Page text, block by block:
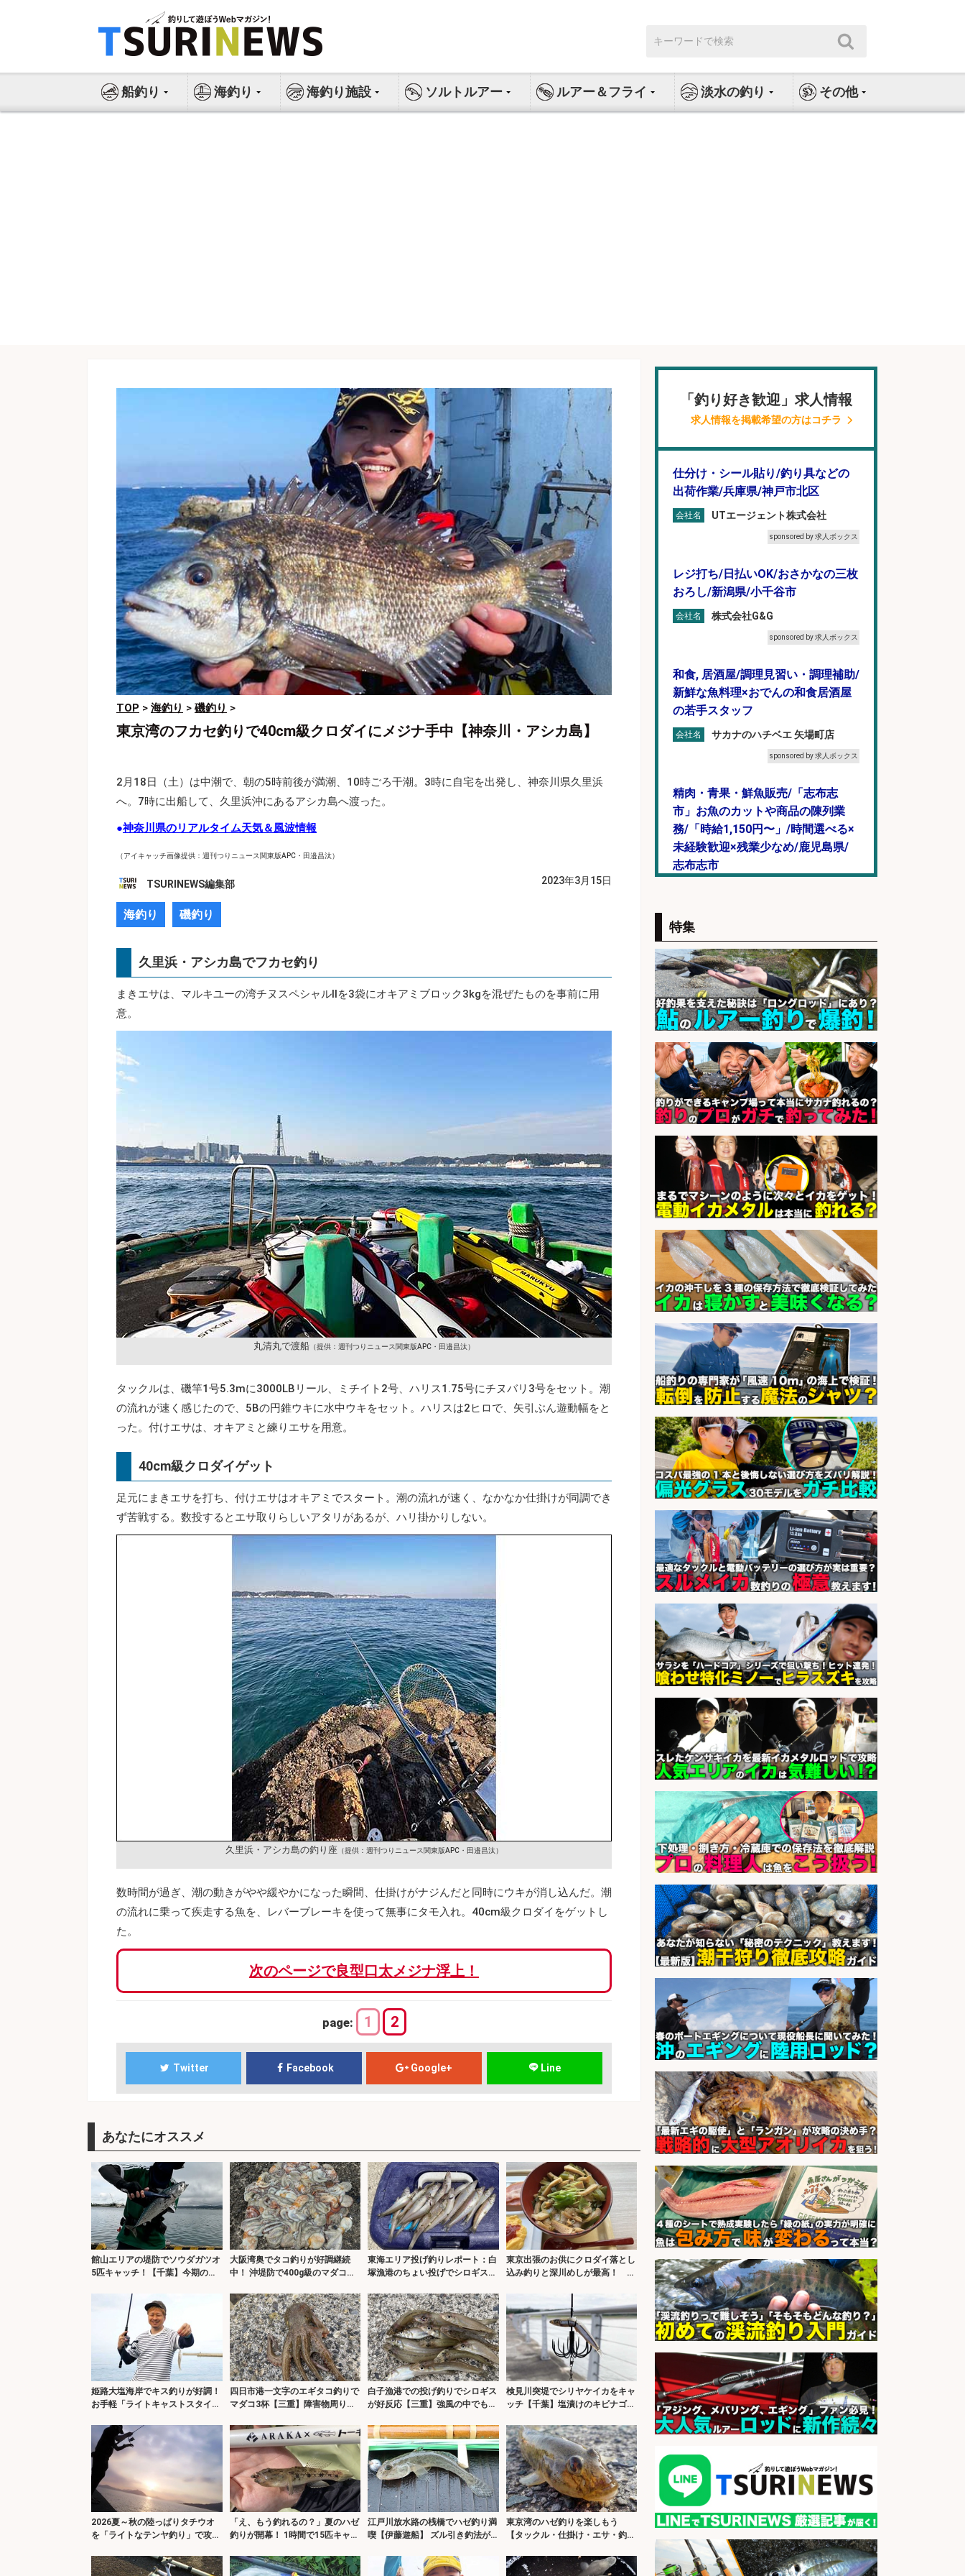
ス
索:
船釣り 海釣り 海釣り施設 ソルトルアー ルアー＆フライ 淡水の釣り その他
TOP > 海釣り > 磯釣り >
東京湾のフカセ釣りで40cm級クロダイにメジナ手中【神奈川・アシカ島】
2月18日（土）は中潮で、朝の5時前後が満潮、10時ごろ干潮。3時に自宅を出発し、神奈川県久里浜
へ。7時に出船して、久里浜沖にあるアシカ島へ渡った。
●神奈川県のリアルタイム天気＆風波情報
（アイキャッチ画像提供：週刊つりニュース関東版APC・田邉昌汰）
TSURINEWS編集部 2023年3月15日
海釣り 磯釣り
久里浜・アシカ島でフカセ釣り
まきエサは、マルキユーの湾チヌスペシャルⅡを3袋にオキアミブロック3kgを混ぜたものを事前に用
意。
丸清丸で渡船 （提供：週刊つりニュース関東版APC・田邉昌汰）
タックルは、磯竿1号5.3mに3000LBリール、ミチイト2号、ハリス1.75号にチヌバリ3号をセット。潮
の流れが速く感じたので、5Bの円錐ウキに水中ウキをセット。ハリスは2ヒロで、矢引ぶん遊動幅をと
った。付けエサは、オキアミと練りエサを用意。
40cm級クロダイゲット
足元にまきエサを打ち、付けエサはオキアミでスタート。潮の流れが速く、なかなか仕掛けが同調でき
ず苦戦する。数投するとエサ取りらしいアタリがあるが、ハリ掛かりしない。
久里浜・アシカ島の釣り座 （提供：週刊つりニュース関東版APC・田邉昌汰）
数時間が過ぎ、潮の動きがやや緩やかになった瞬間、仕掛けがナジんだと同時にウキが消し込んだ。潮
の流れに乗って疾走する魚を、レバーブレーキを使って無事にタモ入れ。40cm級クロダイをゲットし
た。
次のページで良型口太メジナ浮上！
page: 1 2
Twitter Facebook Google+ Line
あなたにオススメ
館山エリアの堤防でソウダガツオ
5匹キャッチ！【千葉】今期の魚
大阪湾奥でタコ釣りが好調継続
中！ 沖堤防で400g級のマダコが
東海エリア投げ釣りレポート：白
塚漁港のちょい投げでシロギス1
東京出張のお供にクロダイ落とし
込み釣りと深川めしが最高！ 運
姫路大塩海岸でキス釣りが好調！
お手軽「ライトキャストスタイ
四日市港一文字のエギタコ釣りで
マダコ3杯【三重】障害物周りを
白子漁港での投げ釣りでシロギス
が好反応【三重】強風の中でも近
検見川突堤でシリヤケイカをキャ
ッチ【千葉】塩漬けのキビナゴに
2026夏～秋の陸っぱりタチウオ
を「ライトなテンヤ釣り」で攻略
「え、もう釣れるの？」夏のハゼ
釣りが開幕！ 1時間で15匹キャッ
江戸川放水路の桟橋でハゼ釣り満
喫【伊藤遊船】 ズル引き釣法が
東京湾のハゼ釣りを楽しもう
【タックル・仕掛け・エサ・釣り
「釣り好き歓迎」求人情報
求人情報を掲載希望の方はコチラ
仕分け・シール貼り/釣り具などの
出荷作業/兵庫県/神戸市北区
会社名 UTエージェント株式会社
sponsored by 求人ボックス
レジ打ち/日払いOK/おさかなの三枚
おろし/新潟県/小千谷市
会社名 株式会社G&G
sponsored by 求人ボックス
和食, 居酒屋/調理見習い・調理補助/
新鮮な魚料理×おでんの和食居酒屋
の若手スタッフ
会社名 サカナのハチベエ 矢場町店
sponsored by 求人ボックス
精肉・青果・鮮魚販売/「志布志
市」お魚のカットや商品の陳列業
務/「時給1,150円〜」/時間選べる×
未経験歓迎×残業少なめ/鹿児島県/
志布志市
製造「組立・加工」/釣り具部品の
製造企業にてNC旋盤加工機の操作
日勤寮完備
会社名 フジアルテ株式会社
sponsored by 求人ボックス
日払いOKで即日収入/製造スタッフ/
「堺市堺区」「時給1,600円」日払
いOK・入社祝金10万円/堺市堺区の
工場で自転車部品や釣り具の組立/
未経験歓迎/土日祝休みで年間休日
126日
会社名
パーソルファクトリーパートナ
ーズ株式会社
sponsored by 求人ボックス
精肉・青果・鮮魚販売/「志布志
市」お魚のカットや商品の陳列スタ
ッフ/志布志市/「時給1,150円〜」/
未経験歓迎×残業少なめ×車通勤OK/
鹿児島県
会社名 株式会社ホットスタッフ鹿児島
sponsored by 求人ボックス
日払いOKで即日収入/ライン作業員/
「堺市堺区」「時給1,600円」堺市
堺区の工場で自転車部品や釣り具の
組立/入社祝金10万円/未経験歓迎・
土日祝休みで年間休日126日・日払
いOK/大阪府
会社名
パーソルファクトリーパートナ
ーズ株式会社
sponsored by 求人ボックス
コンビニ/広島県/調理なし・軽作業
スタート お魚のパック詰め 品出し/
週4日から勤務OK/希望休が取得で
きる
会社名 株式会社ホットスタッフ五日市
日払いOKで即日収入/製造スタッフ/
「広島市佐伯区」お魚のパック詰め
や品出し業務/広島市佐伯区内/「時
給1,200円」日払い可/残業少なめ×
週4日〜OK×車通勤OK
会社名 株式会社ホットスタッフ五日市
sponsored by 求人ボックス
さらに求人情報を見る
特集